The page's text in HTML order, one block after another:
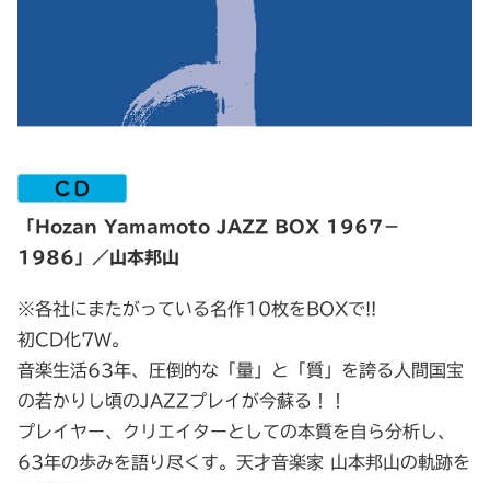
「Hozan Yamamoto JAZZ BOX 1967－
1986」／山本邦山
※各社にまたがっている名作10枚をBOXで!!
初CD化7W。
音楽生活63年、圧倒的な「量」と「質」を誇る人間国宝
の若かりし頃のJAZZプレイが今蘇る！！
プレイヤー、クリエイターとしての本質を自ら分析し、
63年の歩みを語り尽くす。天才音楽家 山本邦山の軌跡を